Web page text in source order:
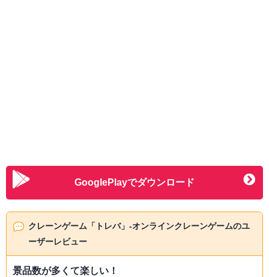
GooglePlayでダウンロード
クレーンゲーム「トレバ」-オンラインクレーンゲームのユ
ーザーレビュー
景品数が多くて楽しい！